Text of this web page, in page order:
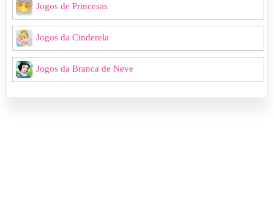
Jogos de Princesas
Jogos da Cinderela
Jogos da Branca de Neve